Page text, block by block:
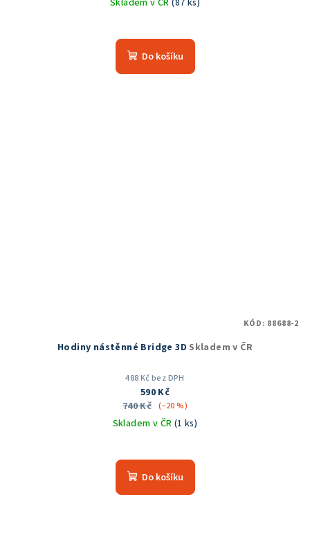
Skladem v ČR(87 ks)
hodnocení
produktu
Do košíku
Hodiny nástěnné Bridge 3D Skladem v ČR
488 Kč bez DPH
590 Kč
740 Kč (–20 %)
Skladem v ČR (1 ks)
Do košíku
KÓD: 88688-2